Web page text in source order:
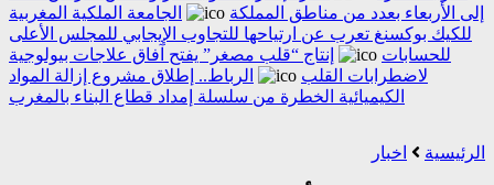
إلى الأربعاء بعدد من مناطق المملكة
الجامعة الملكية المغربية
للكيك بوكسنغ تعرب عن ارتياحها للتجاوب الإيجابي للمجلس الأعلى
للحسابات
إنتاج “قلب مصغر” يفتح آفاق علاجات بيولوجية
لاضطرابات القلب
الرباط.. إطلاق مشروع إزالة المواد
الكيميائية الخطرة من سلسلة إمداد قطاع البناء بالمغرب
الرئيسية اخبار